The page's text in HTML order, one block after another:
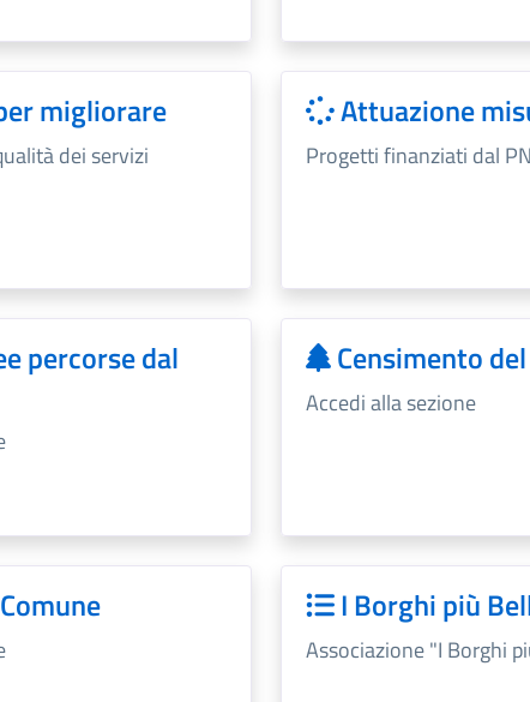
migliorare
dei servizi
Attuazione
Progetti finanziati dal
percorse dal
Censimento
Accedi alla sezione
I Borghi più
Associazione "I Borghi